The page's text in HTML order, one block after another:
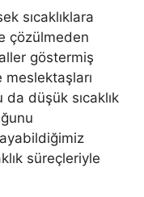
sıcaklıklara
çözülmeden
göstermiş
meslektaşları
da düşük sıcaklık
süreçleriyle